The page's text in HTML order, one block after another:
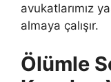
avukatlarımız
almaya çalışır.
Ölümle